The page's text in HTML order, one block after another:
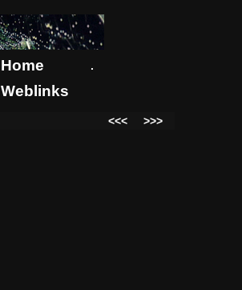
Home .
Weblinks
<<< >>>